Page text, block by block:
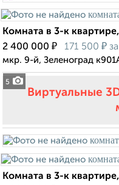
5
Комната в 3-к
2 400 000 ₽ 171 500 ₽
мкр. 9-й, Зеленоград
Виртуальные
Комната в 3-к